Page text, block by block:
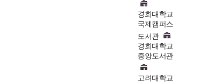
경희대학교
국제캠퍼스
도서관
경희대학교
중앙도서관
고려대학교